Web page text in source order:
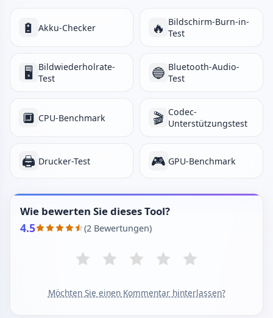
🔋 Akku-Checker 🔥 Bildschirm-Burn-in-
Test
🖥️
Bildwiederholrate-
Test
🔵 Bluetooth-Audio-
Test
🔲 CPU-Benchmark 🎬 Codec-
Unterstützungstest
🖨️ Drucker-Test 🎮 GPU-Benchmark
Wie bewerten Sie dieses Tool?
4.5 (2 Bewertungen)
Möchten Sie einen Kommentar hinterlassen?